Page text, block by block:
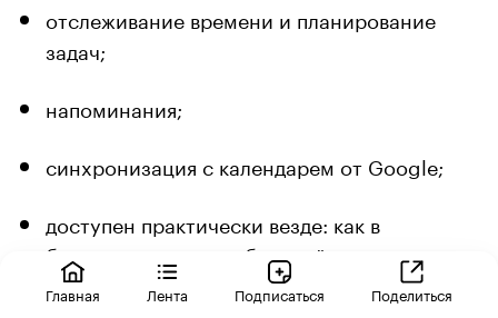
отслеживание времени и планирование
задач;
напоминания;
синхронизация с календарем от Google;
доступен практически везде: как в
браузере, так и в мобильной версии
Android и iPhone;
Главная Лента Подписаться Поделиться